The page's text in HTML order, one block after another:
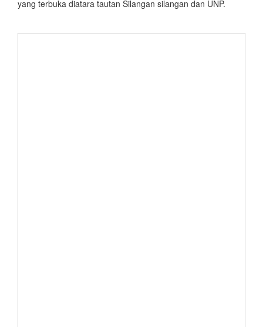
yang terbuka diatara tautan Silangan silangan dan UNP.